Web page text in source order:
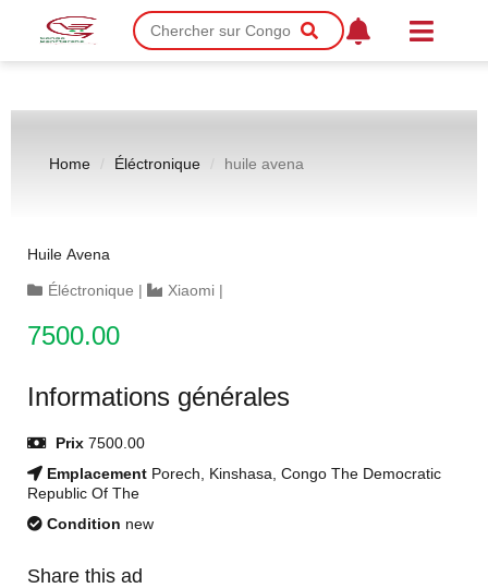
Home Éléctronique huile avena
Huile Avena
Éléctronique | Xiaomi |
7500.00
Informations générales
Prix 7500.00
Emplacement Porech, Kinshasa, Congo The Democratic
Republic Of The
Condition new
Share this ad